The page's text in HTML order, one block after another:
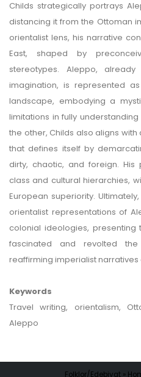
Childs strategically portrays
distancing it from the Ottoman
orientalist lens, his narrative
East, shaped by
stereotypes. Aleppo,
imagination, is represented
landscape, embodying a
limitations in fully
the other, Childs also aligns
that defines itself by
dirty, chaotic, and foreign.
class and cultural hierarchies,
European superiority.
orientalist representations of
colonial ideologies,
fascinated and revolted
reaffirming imperialist
Keywords
Travel writing, orientalism,
Aleppo
Folklor/Edebiyat »